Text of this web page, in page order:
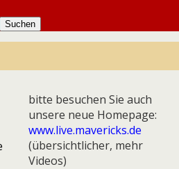
bitte besuchen Sie auch
unsere neue Homepage:
www.live.mavericks.de
(übersichtlicher, mehr
Videos)